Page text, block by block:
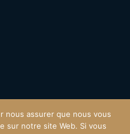
nous assurer que nous vous
sur notre site Web. Si vous